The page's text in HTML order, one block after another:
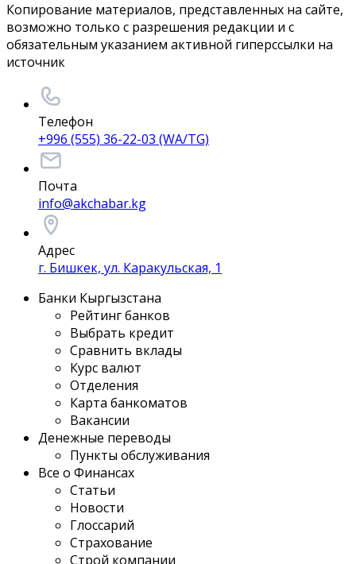
Копирование материалов, представленных на сайте,
возможно только с разрешения редакции и с
обязательным указанием активной гиперссылки на
источник
Телефон
+996 (555) 36-22-03 (WA/TG)
Почта
info@akchabar.kg
Адрес
г. Бишкек, ул. Каракульская, 1
Банки Кыргызстана
Рейтинг банков
Выбрать кредит
Сравнить вклады
Курс валют
Отделения
Карта банкоматов
Вакансии
Денежные переводы
Пункты обслуживания
Все о Финансах
Статьи
Новости
Глоссарий
Страхование
Строй компании